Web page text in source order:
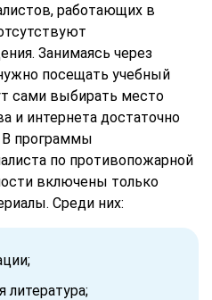
работающих в
Занимаясь через
посещать учебный
сами выбирать место
и интернета достаточно
В программы
по противопожарной
включены только
Среди них:
литература;